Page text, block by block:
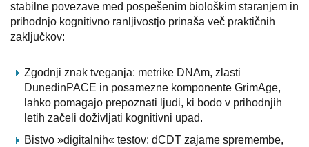
stabilne povezave med pospešenim biološkim staranjem in
prihodnjo kognitivno ranljivostjo prinaša več praktičnih
zaključkov:
Zgodnji znak tveganja: metrike DNAm, zlasti
DunedinPACE in posamezne komponente GrimAge,
lahko pomagajo prepoznati ljudi, ki bodo v prihodnjih
letih začeli doživljati kognitivni upad.
Bistvo »digitalnih« testov: dCDT zajame spremembe,